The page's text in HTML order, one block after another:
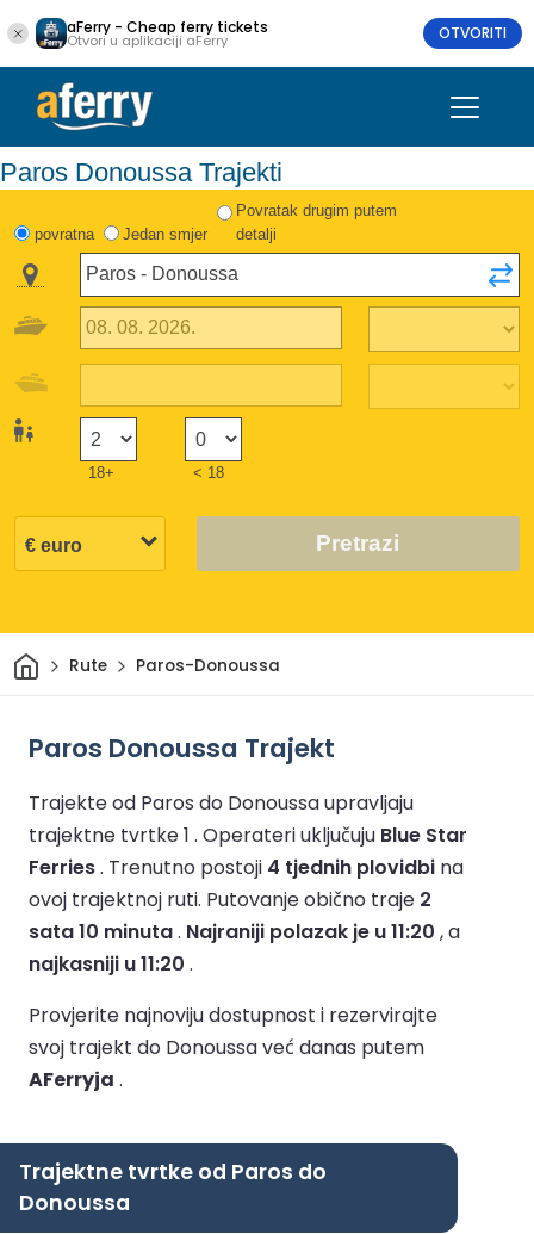
aFerry - Cheap ferry tickets
Otvori u aplikaciji aFerry OTVORITI
Paros Donoussa Trajekti
povratna Jedan smjer
Povratak drugim putem
detalji
18+ < 18
Pretrazi
DomRute Paros-Donoussa
Paros Donoussa Trajekt
Trajekte od Paros do Donoussa upravljaju
trajektne tvrtke 1 . Operateri uključuju Blue Star
Ferries. Trenutno postoji 4 tjednih plovidbi na
ovoj trajektnoj ruti. Putovanje obično traje 2
sata 10 minuta. Najraniji polazak je u 11:20 , a
najkasniji u 11:20 .
Provjerite najnoviju dostupnost i rezervirajte
svoj trajekt do Donoussa već danas putem
AFerryja .
Trajektne tvrtke od Paros do
Donoussa